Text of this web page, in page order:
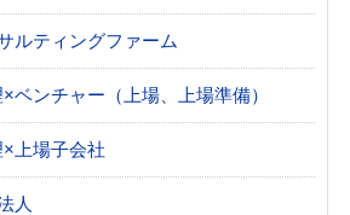
ルティングファーム
ベンチャー（上場、上場準備）
上場子会社
人